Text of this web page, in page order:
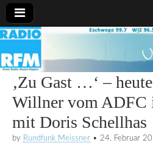
Radio
RFM
‚Zu Gast …‘ –
Willner vom ADFC
mit Doris Schellhas
by Rundfunk Meissner • 24. Februar